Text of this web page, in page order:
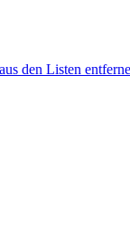
den Listen